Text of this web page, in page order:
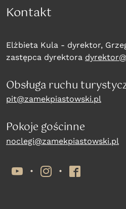
Kontakt
Elżbieta Kula - dyrektor,
zastępca dyrektora
Obsługa ruchu
pit@zamekpiastowski.pl
Pokoje gościnne
noclegi@zamekpiastowski.pl
YouTubeInstagramFacebook